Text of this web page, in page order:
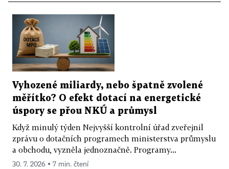
Vyhozené miliardy, nebo špatně zvolené
měřítko? O efekt dotací na energetické
úspory se přou NKÚ a průmysl
Když minulý týden Nejvyšší kontrolní úřad zveřejnil
zprávu o dotačních programech ministerstva průmyslu
a obchodu, vyzněla jednoznačně. Programy...
30. 7. 2026 ▪ 7 min. čtení